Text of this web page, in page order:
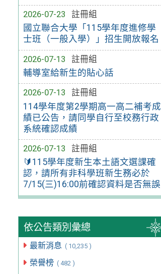
2026-07-23
註冊組
國立聯合大學「115學年度進修學
士班（一般入學）」招生開放報名
2026-07-13
註冊組
輔導室給新生的貼心話
2026-07-13
註冊組
114學年度第2學期高一高二補考成
績已公告，請同學自行至校務行政
系統確認成績
2026-07-13
註冊組
🔰115學年度新生本土語文選課確
認，請所有非科學班新生務必於
7/15(三)16:00前確認資料是否無誤
依公告類別彙總
最新消息 ( 10,235 )
榮譽榜 ( 482 )